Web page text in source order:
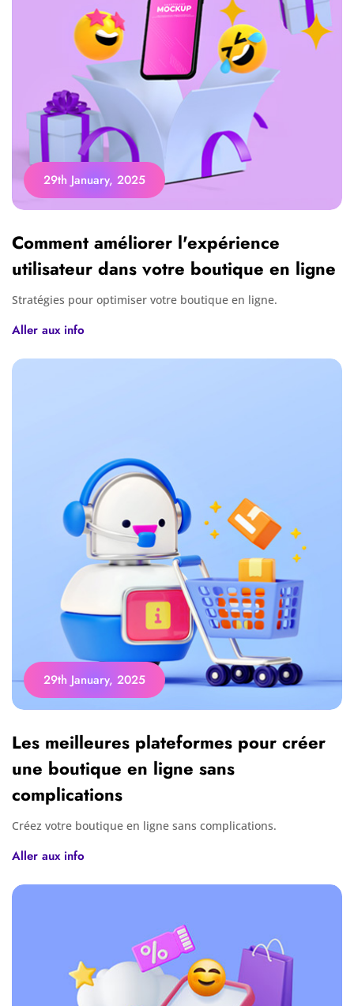
29th January, 2025
Comment améliorer l'expérience
utilisateur dans votre boutique en ligne
Stratégies pour optimiser votre boutique en ligne.
Aller aux info
29th January, 2025
Les meilleures plateformes pour créer
une boutique en ligne sans
complications
Créez votre boutique en ligne sans complications.
Aller aux info